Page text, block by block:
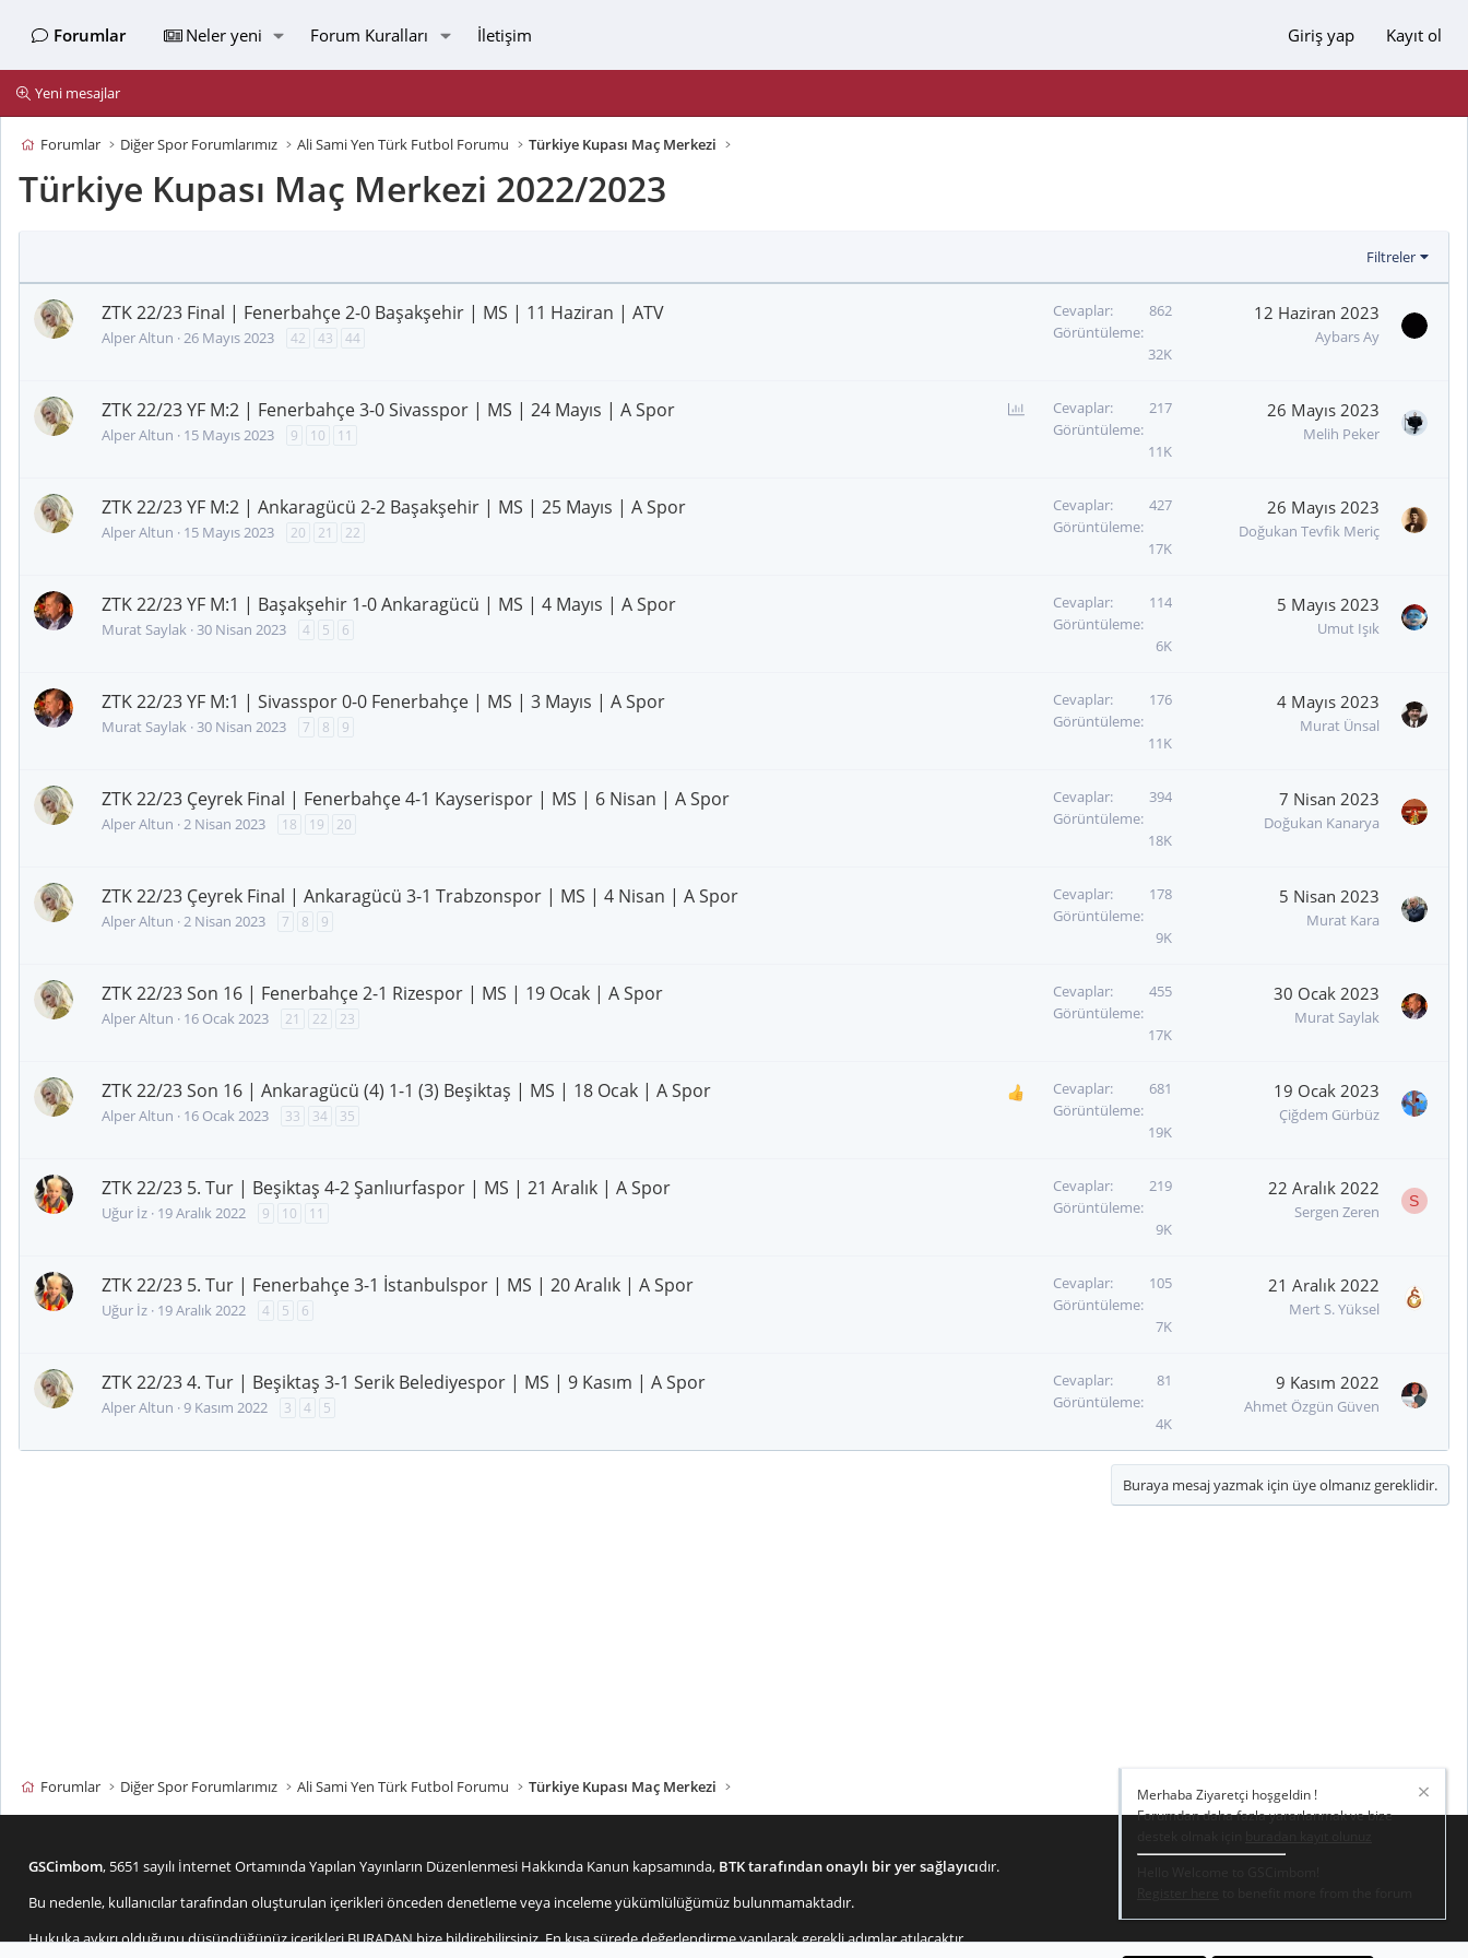
Forumlar Neler yeni Forum Kuralları İletişim Giriş yap Kayıt ol
Yeni mesajlar
Forumlar Diğer Spor Forumlarımız Ali Sami Yen Türk Futbol Forumu Türkiye Kupası Maç Merkezi
Türkiye Kupası Maç Merkezi 2022/2023
Filtreler
ZTK 22/23 Final | Fenerbahçe 2-0 Başakşehir | MS | 11 Haziran | ATV
Alper Altun 26 Mayıs 2023 42 43 44
Cevaplar
862
Görüntüleme
32K
12 Haziran 2023
Aybars Ay
ZTK 22/23 YF M:2 | Fenerbahçe 3-0 Sivasspor | MS | 24 Mayıs | A Spor
Alper Altun 15 Mayıs 2023 9 10 11
Cevaplar
217
Görüntüleme
11K
26 Mayıs 2023
Melih Peker
ZTK 22/23 YF M:2 | Ankaragücü 2-2 Başakşehir | MS | 25 Mayıs | A Spor
Alper Altun 15 Mayıs 2023 20 21 22
Cevaplar
427
Görüntüleme
17K
26 Mayıs 2023
Doğukan Tevfik Meriç
ZTK 22/23 YF M:1 | Başakşehir 1-0 Ankaragücü | MS | 4 Mayıs | A Spor
Murat Saylak 30 Nisan 2023 4 5 6
Cevaplar
114
Görüntüleme
6K
5 Mayıs 2023
Umut Işık
ZTK 22/23 YF M:1 | Sivasspor 0-0 Fenerbahçe | MS | 3 Mayıs | A Spor
Murat Saylak 30 Nisan 2023 7 8 9
Cevaplar
176
Görüntüleme
11K
4 Mayıs 2023
Murat Ünsal
ZTK 22/23 Çeyrek Final | Fenerbahçe 4-1 Kayserispor | MS | 6 Nisan | A Spor
Alper Altun 2 Nisan 2023 18 19 20
Cevaplar
394
Görüntüleme
18K
7 Nisan 2023
Doğukan Kanarya
ZTK 22/23 Çeyrek Final | Ankaragücü 3-1 Trabzonspor | MS | 4 Nisan | A Spor
Alper Altun 2 Nisan 2023 7 8 9
Cevaplar
178
Görüntüleme
9K
5 Nisan 2023
Murat Kara
ZTK 22/23 Son 16 | Fenerbahçe 2-1 Rizespor | MS | 19 Ocak | A Spor
Alper Altun 16 Ocak 2023 21 22 23
Cevaplar
455
Görüntüleme
17K
30 Ocak 2023
Murat Saylak
ZTK 22/23 Son 16 | Ankaragücü (4) 1-1 (3) Beşiktaş | MS | 18 Ocak | A Spor
Alper Altun 16 Ocak 2023 33 34 35
Cevaplar
681
Görüntüleme
19K
19 Ocak 2023
Çiğdem Gürbüz
ZTK 22/23 5. Tur | Beşiktaş 4-2 Şanlıurfaspor | MS | 21 Aralık | A Spor
Uğur İz 19 Aralık 2022 9 10 11
Cevaplar
219
Görüntüleme
9K
22 Aralık 2022
Sergen Zeren
S
ZTK 22/23 5. Tur | Fenerbahçe 3-1 İstanbulspor | MS | 20 Aralık | A Spor
Uğur İz 19 Aralık 2022 4 5 6
Cevaplar
105
Görüntüleme
7K
21 Aralık 2022
Mert S. Yüksel
ZTK 22/23 4. Tur | Beşiktaş 3-1 Serik Belediyespor | MS | 9 Kasım | A Spor
Alper Altun 9 Kasım 2022 3 4 5
Cevaplar
81
Görüntüleme
4K
9 Kasım 2022
Ahmet Özgün Güven
Buraya mesaj yazmak için üye olmanız gereklidir.
Forumlar Diğer Spor Forumlarımız Ali Sami Yen Türk Futbol Forumu Türkiye Kupası Maç Merkezi
GSCimbom, 5651 sayılı İnternet Ortamında Yapılan Yayınların Düzenlenmesi Hakkında Kanun kapsamında, BTK tarafından onaylı bir yer sağlayıcıdır.
Bu nedenle, kullanıcılar tarafından oluşturulan içerikleri önceden denetleme veya inceleme yükümlülüğümüz bulunmamaktadır.
Hukuka aykırı olduğunu düşündüğünüz içerikleriBURADANbize bildirebilirsiniz. En kısa sürede değerlendirme yapılarak gerekli adımlar atılacaktır.
Merhaba Ziyaretçi hoşgeldin !
Forumdan daha fazla yararlanmak ve bize